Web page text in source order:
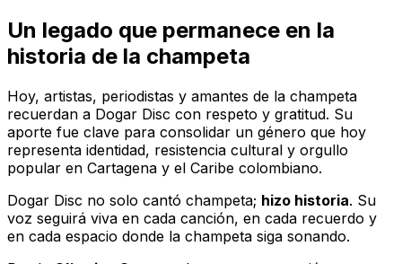
Un legado que permanece en la
historia de la champeta
Hoy, artistas, periodistas y amantes de la champeta
recuerdan a Dogar Disc con respeto y gratitud. Su
aporte fue clave para consolidar un género que hoy
representa identidad, resistencia cultural y orgullo
popular en Cartagena y el Caribe colombiano.
Dogar Disc no solo cantó champeta; hizo historia. Su
voz seguirá viva en cada canción, en cada recuerdo y
en cada espacio donde la champeta siga sonando.